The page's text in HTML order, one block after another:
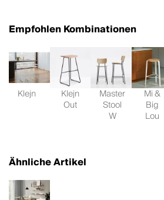
Empfohlen Kombinationen
Klejn Klejn
Out
Master
Stool
W
Mi &
Big
Lou
Ähnliche Artikel